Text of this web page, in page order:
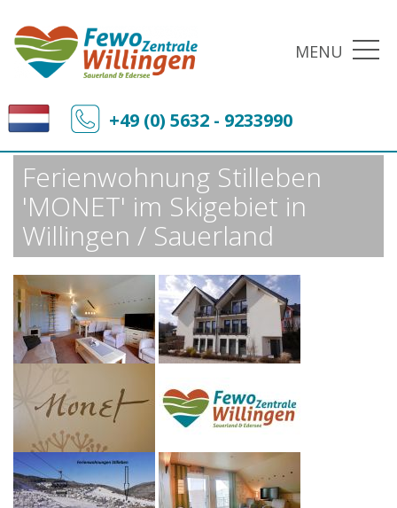
MENU
+49 (0) 5632 - 9233990
Fewo-Zentrale Willingen
Sonderangebote
Ferienwohnung Stilleben 'MONET' im Skigebiet in Willingen / Sauerland
Ferienwohnung Stilleben
'MONET' im Skigebiet in
Willingen / Sauerland